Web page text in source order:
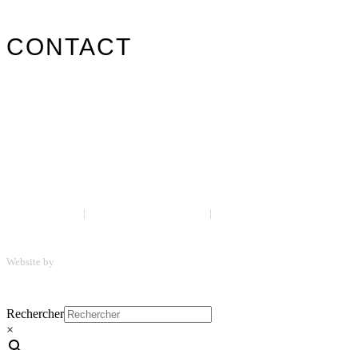
CONTACT
| |
Website by
Close
Menu
Rechercher
×